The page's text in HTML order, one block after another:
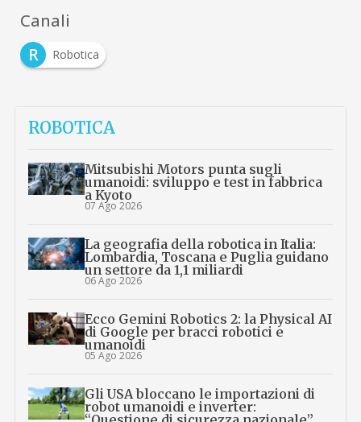
Canali
R
Robotica
ROBOTICA
Mitsubishi Motors punta sugli
umanoidi: sviluppo e test in fabbrica
a Kyoto
07 Ago 2026
La geografia della robotica in Italia:
Lombardia, Toscana e Puglia guidano
un settore da 1,1 miliardi
06 Ago 2026
Ecco Gemini Robotics 2: la Physical AI
di Google per bracci robotici e
umanoidi
05 Ago 2026
Gli USA bloccano le importazioni di
robot umanoidi e inverter: